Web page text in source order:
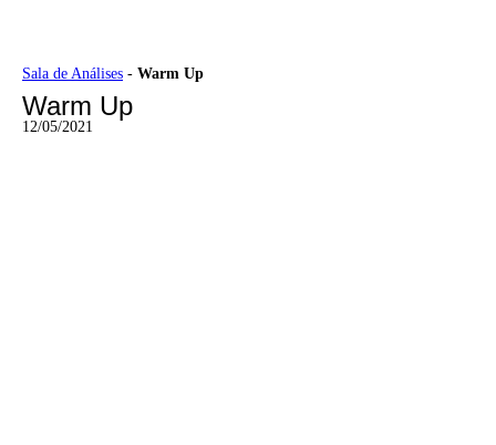
Ir
o
conteúdo
Sala de Análises - Warm Up
Warm Up
12/05/2021